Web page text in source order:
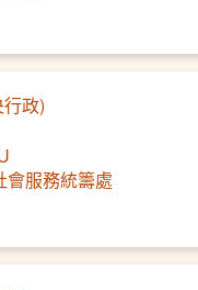
政)
會服務統籌處